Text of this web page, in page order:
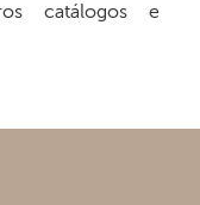
catálogos e